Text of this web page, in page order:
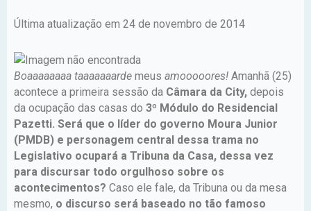
Última atualização em 24 de novembro de 2014
Boaaaaaaaa taaaaaaarde meus amooooores! Amanhã (25)
acontece a primeira sessão da Câmara da City, depois
da ocupação das casas do 3º Módulo do Residencial
Pazetti. Será que o líder do governo Moura Junior
(PMDB) e personagem central dessa trama no
Legislativo ocupará a Tribuna da Casa, dessa vez
para discursar todo orgulhoso sobre os
acontecimentos? Caso ele fale, da Tribuna ou da mesa
mesmo, o discurso será baseado no tão famoso